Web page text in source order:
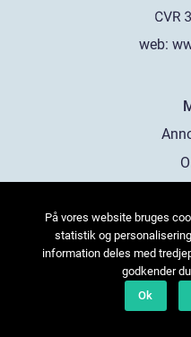
web:
På vores website bruges
statistik og
information deles med
godkender
Ok